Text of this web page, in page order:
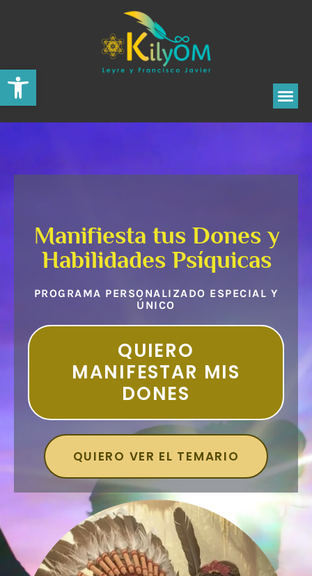
Abrir barra de herramientas
Manifiesta tus Dones y
Habilidades Psíquicas
PROGRAMA PERSONALIZADO ESPECIAL Y
ÚNICO
QUIERO
MANIFESTAR MIS
DONES
QUIERO VER EL TEMARIO